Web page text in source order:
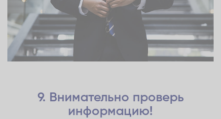
9. Внимательно проверь
информацию!